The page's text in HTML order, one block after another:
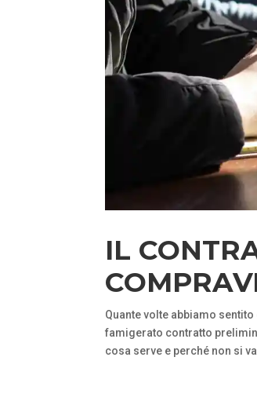
IL
Quante volte abbiamo
famigerato contratto
cosa serve e perché non si